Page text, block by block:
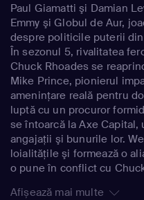
Paul Giamatti şi Damian
Emmy şi Globul de Aur,
despre politicile puterii
În sezonul 5, rivalitatea
Chuck Rhoades se
Mike Prince, pionierul
ameninţare reală pentru
luptă cu un procuror
se întoarcă la Axe
angajaţii şi bunurile lor.
loialităţile şi formează o
o pune în conflict cu
Afișează mai multe